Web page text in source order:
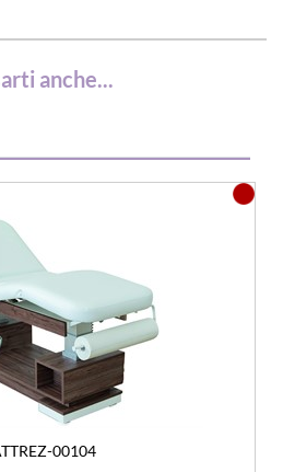
anche...
00104